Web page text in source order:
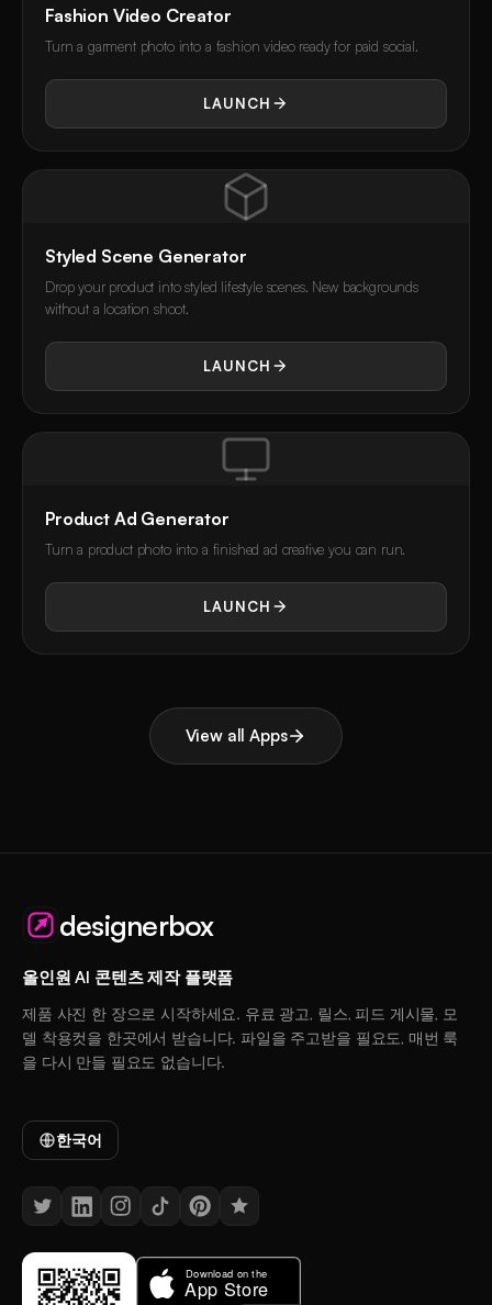
Fashion Video Creator
Turn a garment photo into a fashion video ready for paid social.
LAUNCH
Styled Scene Generator
Drop your product into styled lifestyle scenes. New backgrounds
without a location shoot.
LAUNCH
Product Ad Generator
Turn a product photo into a finished ad creative you can run.
LAUNCH
View all Apps
designerbox
올인원 AI 콘텐츠 제작 플랫폼
제품 사진 한 장으로 시작하세요. 유료 광고, 릴스, 피드 게시물, 모
델 착용컷을 한곳에서 받습니다. 파일을 주고받을 필요도, 매번 룩
을 다시 만들 필요도 없습니다.
한국어